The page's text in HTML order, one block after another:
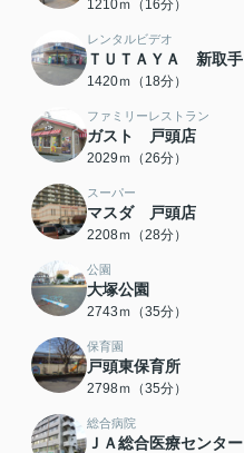
1210ｍ（16分）
レンタルビデオ
ＴＵＴＡＹＡ 新取手
1420ｍ（18分）
ファミリーレストラン
ガスト 戸頭店
2029ｍ（26分）
スーパー
マスダ 戸頭店
2208ｍ（28分）
公園
大塚公園
2743ｍ（35分）
保育園
戸頭東保育所
2798ｍ（35分）
総合病院
ＪＡ総合医療センター